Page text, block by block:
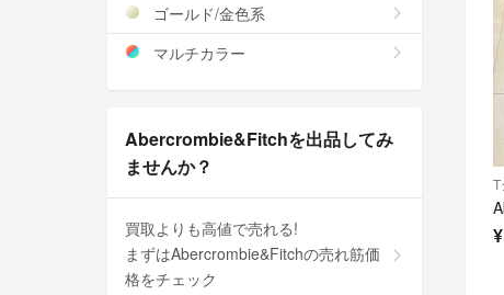
¥
ゴールド/金色系
マルチカラー
Abercrombie&Fitchを出品してみ
ませんか？
買取よりも高値で売れる!
まずはAbercrombie&Fitchの売れ筋価
格をチェック